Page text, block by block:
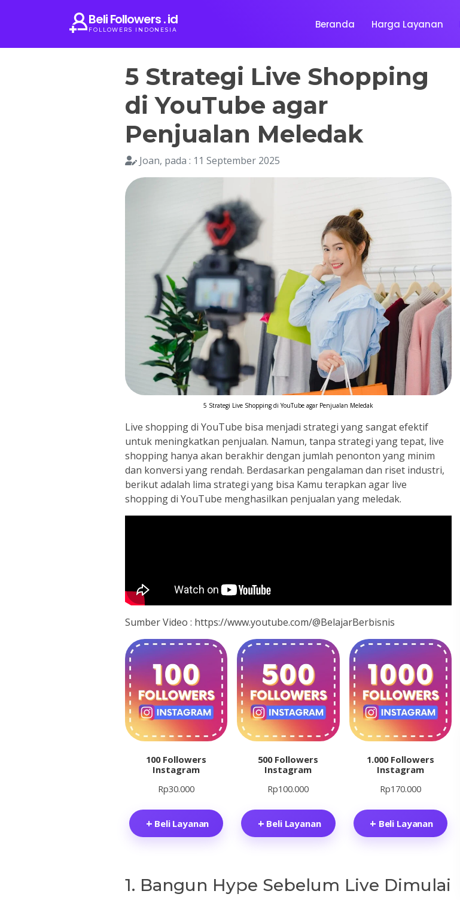
Beli Followers . id
FOLLOWERS INDONESIA Beranda Harga Layanan
5 Strategi Live Shopping
di YouTube agar
Penjualan Meledak
Joan, pada : 11 September 2025
5 Strategi Live Shopping di YouTube agar Penjualan Meledak
Live shopping di YouTube bisa menjadi strategi yang sangat efektif
untuk meningkatkan penjualan. Namun, tanpa strategi yang tepat, live
shopping hanya akan berakhir dengan jumlah penonton yang minim
dan konversi yang rendah. Berdasarkan pengalaman dan riset industri,
berikut adalah lima strategi yang bisa Kamu terapkan agar live
shopping di YouTube menghasilkan penjualan yang meledak.
Sumber Video : https://www.youtube.com/@BelajarBerbisnis
100 Followers
Instagram
Rp30.000
Beli Layanan
500 Followers
Instagram
Rp100.000
Beli Layanan
1.000 Followers
Instagram
Rp170.000
Beli Layanan
1. Bangun Hype Sebelum Live Dimulai